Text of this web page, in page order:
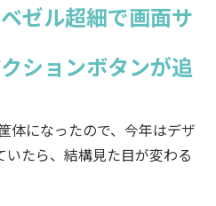
ゼル超細で画面サ
ションボタンが追
体になったので、今年はデザ
たら、結構見た目が変わる